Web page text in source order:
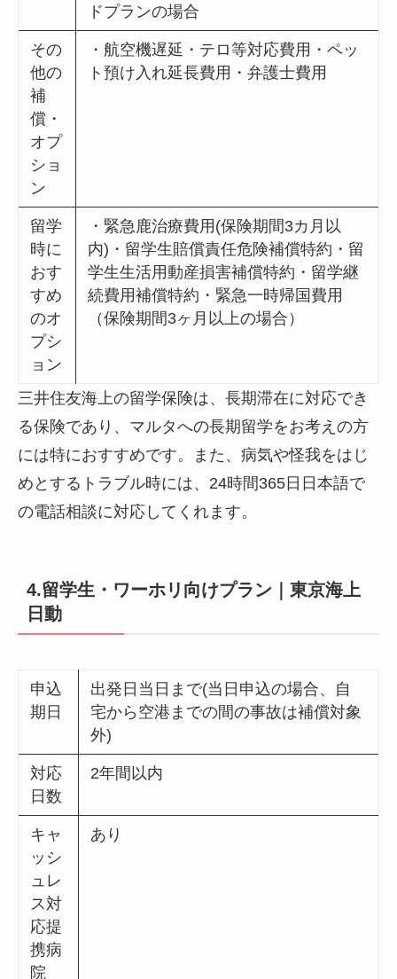
ドプランの場合
その
他の
補
償・
オプ
ショ
ン
・航空機遅延・テロ等対応費用・ペッ
ト預け入れ延長費用・弁護士費用
留学
時に
おす
すめ
のオ
プシ
ョン
・緊急鹿治療費用(保険期間3カ月以
内)・留学生賠償責任危険補償特約・留
学生生活用動産損害補償特約・留学継
続費用補償特約・緊急一時帰国費用
（保険期間3ヶ月以上の場合）
三井住友海上の留学保険は、長期滞在に対応でき
る保険であり、マルタへの長期留学をお考えの方
には特におすすめです。また、病気や怪我をはじ
めとするトラブル時には、24時間365日日本語で
の電話相談に対応してくれます。
4.留学生・ワーホリ向けプラン｜東京海上
日動
申込
期日
出発日当日まで(当日申込の場合、自
宅から空港までの間の事故は補償対象
外)
対応
日数
2年間以内
キャ
ッシ
ュレ
ス対
応提
携病
院
あり